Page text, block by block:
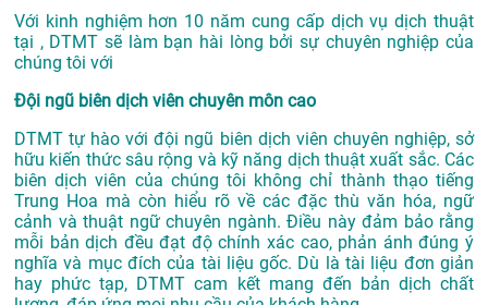
Với kinh nghiệm hơn 10 năm cung cấp dịch vụdịch thuật
tại , DTMT sẽ làm bạn hài lòng bởi sự chuyên nghiệp của
chúng tôi với
Đội ngũ biên dịch viên chuyên môn cao
DTMT tự hào với đội ngũ biên dịch viên chuyên nghiệp, sở
hữu kiến thức sâu rộng và kỹ năng dịch thuật xuất sắc. Các
biên dịch viên của chúng tôi không chỉ thành thạo tiếng
Trung Hoa mà còn hiểu rõ về các đặc thù văn hóa, ngữ
cảnh và thuật ngữ chuyên ngành. Điều này đảm bảo rằng
mỗi bản dịch đều đạt độ chính xác cao, phản ánh đúng ý
nghĩa và mục đích của tài liệu gốc. Dù là tài liệu đơn giản
hay phức tạp, DTMT cam kết mang đến bản dịch chất